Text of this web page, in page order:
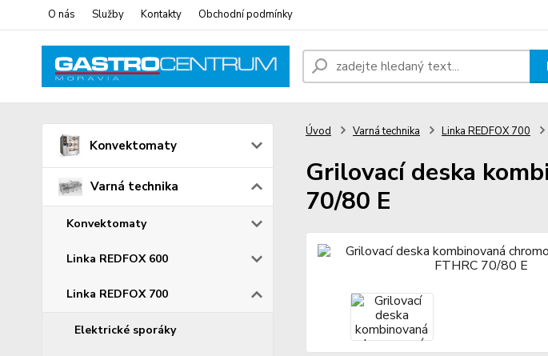
O nás Služby Kontakty Obchodní podmínky
Konvektomaty
Varná technika
Konvektomaty
Linka REDFOX 600
Linka REDFOX 700
Elektrické sporáky
Úvod Varná technika Linka REDFOX 700
Grilovací deska
70/80 E